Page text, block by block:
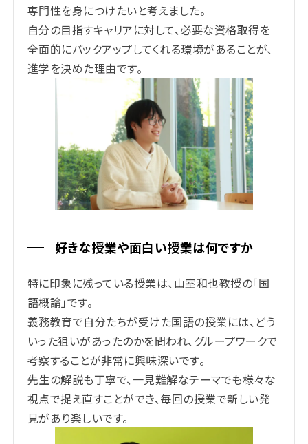
専門性を身につけたいと考えました。
自分の目指すキャリアに対して、必要な資格取得を
全面的にバックアップしてくれる環境があることが、
進学を決めた理由です。
好きな授業や面白い授業は何ですか
特に印象に残っている授業は、山室和也教授の「国
語概論」です。
義務教育で自分たちが受けた国語の授業には、どう
いった狙いがあったのかを問われ、グループワークで
考察することが非常に興味深いです。
先生の解説も丁寧で、一見難解なテーマでも様々な
視点で捉え直すことができ、毎回の授業で新しい発
見があり楽しいです。